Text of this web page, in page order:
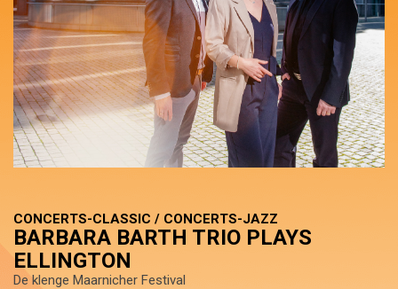
CONCERTS-CLASSIC / CONCERTS-JAZZ
BARBARA BARTH TRIO PLAYS
ELLINGTON
De klenge Maarnicher Festival